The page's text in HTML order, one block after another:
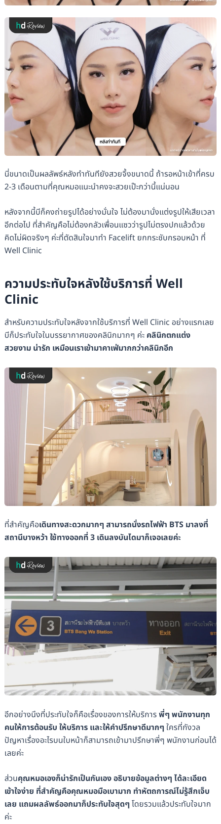
นี่ขนาดเป็นผลลัพธ์หลังทำทันทียังสวยจึ้งขนาดนี้ ถ้ารอหน้าเข้าที่ครบ
2-3 เดือนตามที่คุณหมอแนะนำคงจะสวยเป๊ะกว่านี้แน่นอน
หลังจากนี้บีก็คงถ่ายรูปได้อย่างมั่นใจ ไม่ต้องมานั่งแต่งรูปให้เสียเวลา
อีกต่อไป ที่สำคัญคือไม่ต้องกลัวเพื่อนแซวว่ารูปไม่ตรงปกแล้วด้วย
คิดไม่ผิดจริงๆ ค่ะที่ตัดสินใจมาทำ Facelift ยกกระชับกรอบหน้า ที่
Well Clinic
ความประทับใจหลังใช้บริการที่ Well
Clinic
สำหรับความประทับใจหลังจากใช้บริการที่ Well Clinic อย่างแรกเลย
บีก็ประทับใจในบรรยากาศของคลินิกมากๆ ค่ะ คลินิกตกแต่ง
สวยงาม น่ารัก เหมือนเราเข้ามาคาเฟ่มากกว่าคลินิกอีก
ที่สำคัญคือเดินทางสะดวกมากๆ สามารถนั่งรถไฟฟ้า BTS มาลงที่
สถานีบางหว้า ใช้ทางออกที่ 3 เดินลงบันไดมาก็เจอเลยค่ะ
อีกอย่างนึงที่ประทับใจก็คือเรื่องของการให้บริการพี่ๆ พนักงานทุก
คนให้การต้อนรับ ให้บริการ และให้คำปรึกษาดีมากๆ ใครที่กังวล
ปัญหาเรื่องอะไรบนใบหน้าก็สามารถเข้ามาปรึกษาพี่ๆ พนักงานก่อนได้
เลยค่ะ
ส่วนคุณหมอเองก็น่ารักเป็นกันเอง อธิบายข้อมูลต่างๆ ได้ละเอียด
เข้าใจง่าย ที่สำคัญคือคุณหมอมือเบามาก ทำหัตถการณ์ไม่รู้สึกเจ็บ
เลย แถมผลลัพธ์ออกมาก็ประทับใจสุดๆ โดยรวมแล้วประทับใจมาก
ค่ะ